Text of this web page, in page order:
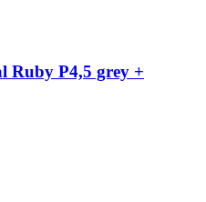
Ruby P4,5 grey +